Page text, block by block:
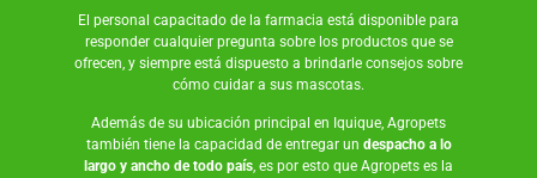
El personal capacitado de la farmacia está disponible para
responder cualquier pregunta sobre los productos que se
ofrecen, y siempre está dispuesto a brindarle consejos sobre
cómo cuidar a sus mascotas.
Además de su ubicación principal en Iquique, Agropets
también tiene la capacidad de entregar un despacho a lo
largo y ancho de todo país, es por esto que Agropets es la